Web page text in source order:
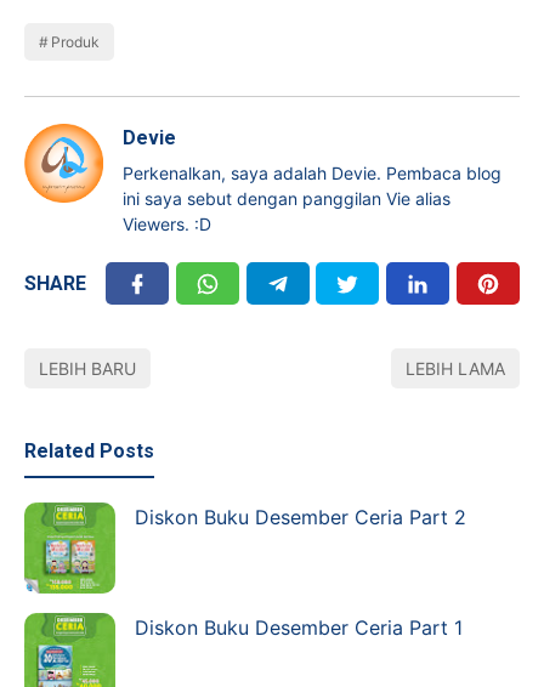
Produk
Devie
Perkenalkan, saya adalah Devie. Pembaca blog
ini saya sebut dengan panggilan Vie alias
Viewers. :D
SHARE
LEBIH BARU LEBIH LAMA
Related Posts
Diskon Buku Desember Ceria Part 2
Diskon Buku Desember Ceria Part 1